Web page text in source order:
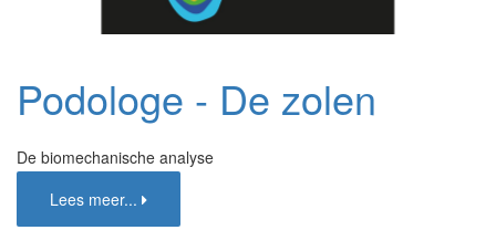
Podologe - De zolen
De biomechanische analyse
Lees meer...